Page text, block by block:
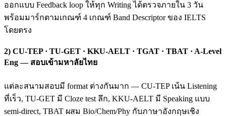
ออกแบบ Feedback loop ให้ทุก Writing ได้ตรวจภายใน 3 วัน
พร้อมมาร์กตามเกณฑ์ 4 เกณฑ์ Band Descriptor ของ IELTS
โดยตรง
2) CU-TEP · TU-GET · KKU-AELT · TGAT · TBAT · A-Level
Eng — สอบเข้ามหาลัยไทย
แต่ละสนามสอบมี format ต่างกันมาก — CU-TEP เน้น Listening
ที่เร็ว, TU-GET มี Cloze test ลึก, KKU-AELT มี Speaking แบบ
semi-direct, TBAT ผสม Bio/Chem/Phy กับภาษาอังกฤษเชิง